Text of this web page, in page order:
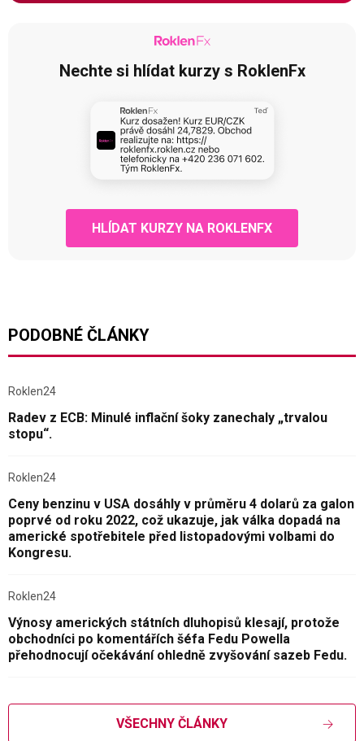
Nechte si hlídat kurzy s RoklenFx
HLÍDAT KURZY NA ROKLENFX
PODOBNÉ ČLÁNKY
Roklen24
Radev z ECB: Minulé inflační šoky zanechaly „trvalou
stopu“.
Roklen24
Ceny benzinu v USA dosáhly v průměru 4 dolarů za galon
poprvé od roku 2022, což ukazuje, jak válka dopadá na
americké spotřebitele před listopadovými volbami do
Kongresu.
Roklen24
Výnosy amerických státních dluhopisů klesají, protože
obchodníci po komentářích šéfa Fedu Powella
přehodnocují očekávání ohledně zvyšování sazeb Fedu.
VŠECHNY ČLÁNKY